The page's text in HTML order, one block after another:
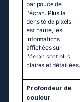
par pouce de
l'écran. Plus la
densité de pixels
est haute, les
informations
affichées sur
l'écran sont plus
claires et détaillées.
Profondeur de
couleur